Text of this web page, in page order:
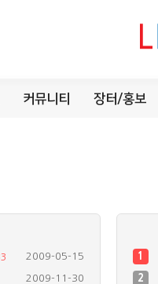
커뮤니티 장터/홍보
2009-05-15
2009-11-30
1
2